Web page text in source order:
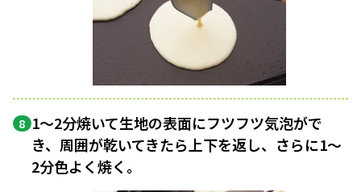
8 1〜2分焼いて生地の表面にフツフツ気泡がで
き、周囲が乾いてきたら上下を返し、さらに1〜
2分色よく焼く。